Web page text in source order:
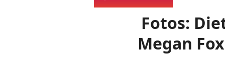
Fotos:
Megan